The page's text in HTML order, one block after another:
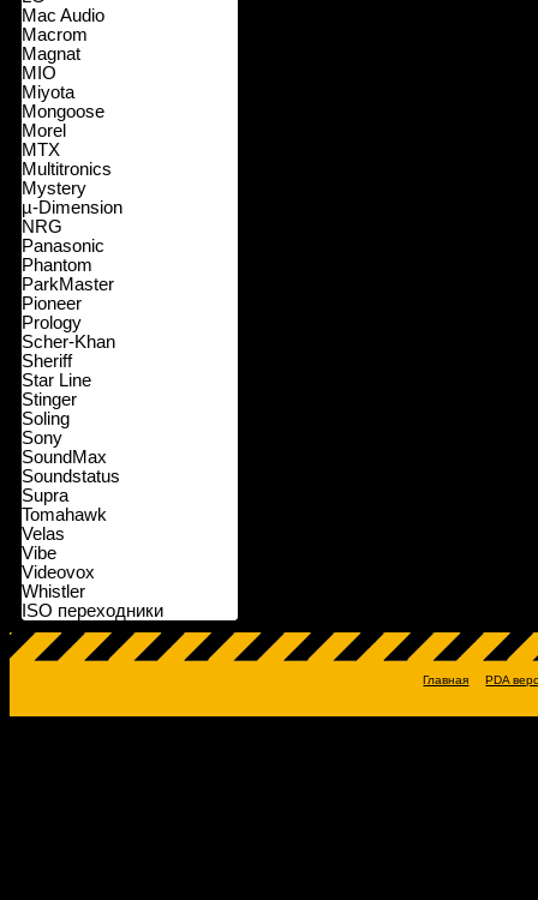
Mac Audio
Macrom
Magnat
MIO
Miyota
Mongoose
Morel
MTX
Multitronics
Mystery
µ-Dimension
NRG
Panasonic
Phantom
ParkMaster
Pioneer
Prology
Scher-Khan
Sheriff
Star Line
Stinger
Soling
Sony
SoundMax
Soundstatus
Supra
Tomahawk
Velas
Vibe
Videovox
Whistler
ISO переходники
Главная PDA